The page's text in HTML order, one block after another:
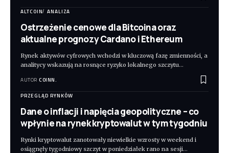
ALTCOIN ANALIZA
Ostrzeżenie cenowe dla Bitcoina oraz
aktualne prognozy Cardano i Ethereum
Rynek aktywów cyfrowych wchodzi w kluczową fazę zmienności, a
analitycy wskazują na rosnące ryzyko lokalnego szczytu…
AUTOR COINN.
PRZEGLĄD RYNKÓW
Dane o inflacji i napięcia geopolityczne – co
wpłynie na rynek kryptowalut w tym tygodniu
Rynki kryptowalut zanotowały niewielkie wzrosty w weekend i
osiągnęły tygodniowy szczyt w poniedziałek rano na sesji…